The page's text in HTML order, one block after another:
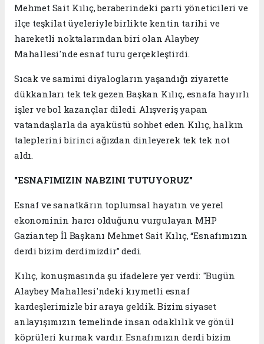
Mehmet Sait Kılıç, beraberindeki parti yöneticileri ve
ilçe teşkilat üyeleriyle birlikte kentin tarihi ve
hareketli noktalarından biri olan Alaybey
Mahallesi'nde esnaf turu gerçekleştirdi.
Sıcak ve samimi diyalogların yaşandığı ziyarette
dükkanları tek tek gezen Başkan Kılıç, esnafa hayırlı
işler ve bol kazançlar diledi. Alışveriş yapan
vatandaşlarla da ayaküstü sohbet eden Kılıç, halkın
taleplerini birinci ağızdan dinleyerek tek tek not
aldı.
"ESNAFIMIZIN NABZINI TUTUYORUZ"
Esnaf ve sanatkârın toplumsal hayatın ve yerel
ekonominin harcı olduğunu vurgulayan MHP
Gaziantep İl Başkanı Mehmet Sait Kılıç, “Esnafımızın
derdi bizim derdimizdir” dedi.
Kılıç, konuşmasında şu ifadelere yer verdi: "Bugün
Alaybey Mahallesi'ndeki kıymetli esnaf
kardeşlerimizle bir araya geldik. Bizim siyaset
anlayışımızın temelinde insan odaklılık ve gönül
köprüleri kurmak vardır. Esnafımızın derdi bizim